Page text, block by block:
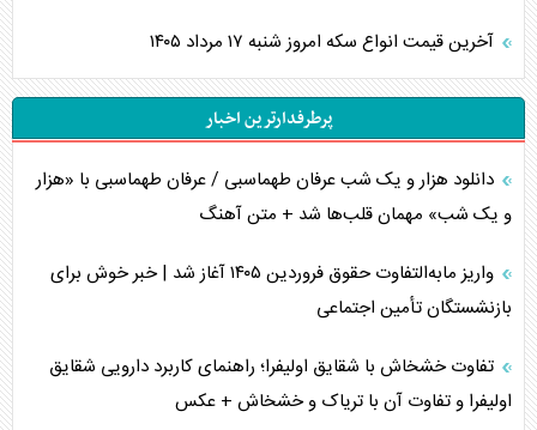
آخرین قیمت انواع سکه امروز شنبه ۱۷ مرداد ۱۴۰۵
پرطرفدارترین اخبار
دانلود هزار و یک شب عرفان طهماسبی / عرفان طهماسبی با «هزار
و یک شب» مهمان قلب‌ها شد + متن آهنگ
واریز مابه‌التفاوت حقوق فروردین ۱۴۰۵ آغاز شد | خبر خوش برای
بازنشستگان تأمین اجتماعی
تفاوت خشخاش با شقایق اولیفرا؛ راهنمای کاربرد دارویی شقایق
اولیفرا و تفاوت آن با تریاک و خشخاش + عکس